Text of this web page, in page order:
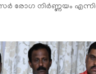
രോഗ നിർണ്ണയം